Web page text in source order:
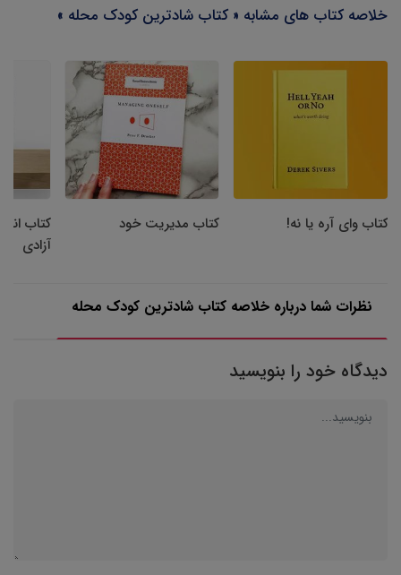
خلاصه کتاب های مشابه « کتاب شادترین کودک محله »
کتاب وای آره یا نه! کتاب مدیریت خود
کتاب
آزادی
نظرات شما درباره خلاصه کتاب شادترین کودک محله
دیدگاه خود را بنویسید